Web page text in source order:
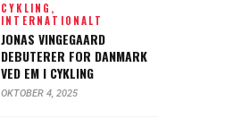
CYKLING,
INTERNATIONALT
JONAS VINGEGAARD
DEBUTERER FOR DANMARK
VED EM I CYKLING
OKTOBER 4, 2025